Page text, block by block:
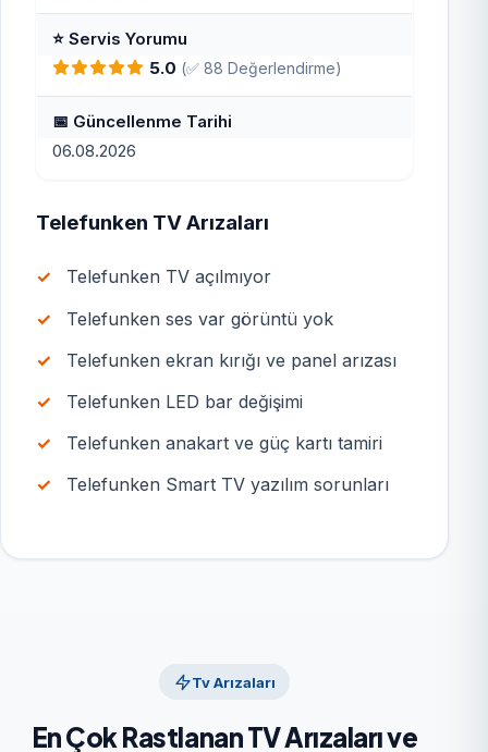
⭐ Servis Yorumu
5.0 (✅ 88 Değerlendirme)
📅 Güncellenme Tarihi
06.08.2026
Telefunken TV Arızaları
Telefunken TV açılmıyor
Telefunken ses var görüntü yok
Telefunken ekran kırığı ve panel arızası
Telefunken LED bar değişimi
Telefunken anakart ve güç kartı tamiri
Telefunken Smart TV yazılım sorunları
Tv Arızaları
En Çok Rastlanan TV Arızaları ve